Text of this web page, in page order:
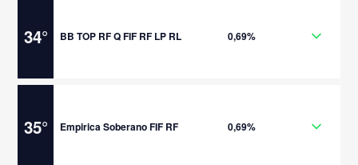
34° BB TOP RF Q FIF RF LP RL 0,69%
35° Empirica Soberano FIF RF 0,69%